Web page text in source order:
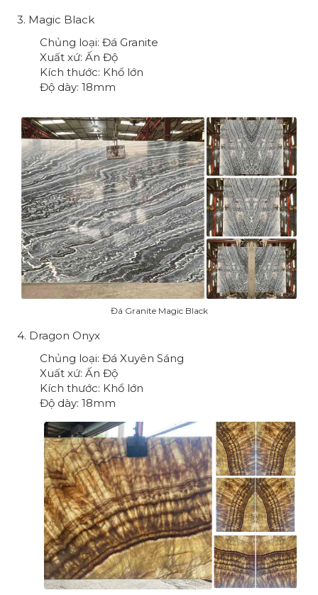
3. Magic Black
Chủng loại: Đá Granite
Xuất xứ: Ấn Độ
Kích thước: Khổ lớn
Độ dày: 18mm
Đá Granite Magic Black
4. Dragon Onyx
Chủng loại: Đá Xuyên Sáng
Xuất xứ: Ấn Độ
Kích thước: Khổ lớn
Độ dày: 18mm